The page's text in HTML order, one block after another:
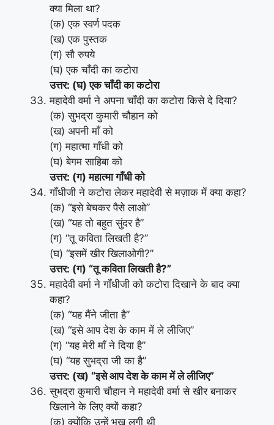
क्या मिला था?
(क) एक स्वर्ण पदक
(ख) एक पुस्तक
(ग) सौ रुपये
(घ) एक चाँदी का कटोरा
उत्तर: (घ) एक चाँदी का कटोरा
महादेवी वर्मा ने अपना चाँदी का कटोरा किसे दे दिया?
(क) सुभद्रा कुमारी चौहान को
(ख) अपनी माँ को
(ग) महात्मा गाँधी को
(घ) बेगम साहिबा को
उत्तर: (ग) महात्मा गाँधी को
गाँधीजी ने कटोरा लेकर महादेवी से मज़ाक में क्या कहा?
(क) “इसे बेचकर पैसे लाओ”
(ख) “यह तो बहुत सुंदर है”
(ग) “तू कविता लिखती है?”
(घ) “इसमें खीर खिलाओगी?”
उत्तर: (ग) “तू कविता लिखती है?”
महादेवी वर्मा ने गाँधीजी को कटोरा दिखाने के बाद क्या
कहा?
(क) “यह मैंने जीता है”
(ख) “इसे आप देश के काम में ले लीजिए”
(ग) “यह मेरी माँ ने दिया है”
(घ) “यह सुभद्रा जी का है”
उत्तर: (ख) “इसे आप देश के काम में ले लीजिए”
सुभद्रा कुमारी चौहान ने महादेवी वर्मा से खीर बनाकर
खिलाने के लिए क्यों कहा?
(क) क्योंकि उन्हें भूख लगी थी